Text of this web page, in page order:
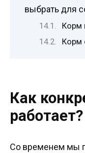
выбрать для
Корм
Корм
Как
работает?
Со временем мы